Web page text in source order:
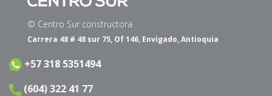
© Centro Sur constructora
Carrera 48 # 48 sur 75, Of 146, Envigado, Antioquia
+57 318 5351494
(604) 322 41 77